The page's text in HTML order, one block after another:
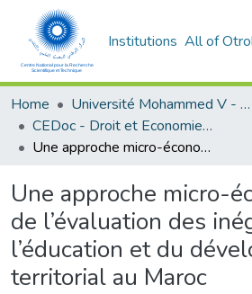
Institutions All of
Home
Université Mohammed V - Rabat
CEDoc - Droit et Economie (FSJES Agdal)
Une approche micro-économétrique de l’évaluation des inégalités de l’éducation et du développement territorial au Maroc
Une approche micro-
de l’évaluation des
l’éducation et du
territorial au Maroc